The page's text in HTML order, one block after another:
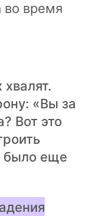
во время
«Вы за
Вот это
было еще